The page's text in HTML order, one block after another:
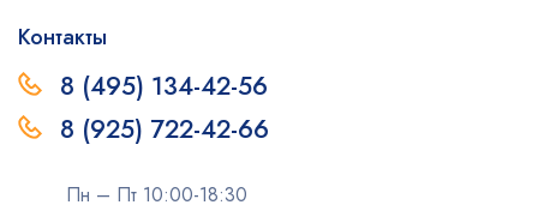
Контакты
8 (495) 134-42-56
8 (925) 722-42-66
Пн – Пт 10:00-18:30